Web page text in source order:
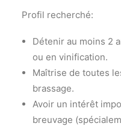
Profil recherché:
Détenir au moins 2
ou en vinification.
Maîtrise de toutes
brassage.
Avoir un intérêt
breuvage